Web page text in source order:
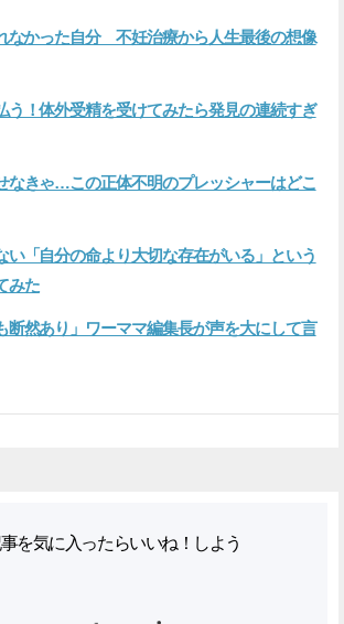
なかった自分 不妊治療から人生最後の想像
う！体外受精を受けてみたら発見の連続すぎ
なきゃ…この正体不明のプレッシャーはどこ
い「自分の命より大切な存在がいる」という
みた
断然あり」ワーママ編集長が声を大にして言
を気に入ったらいいね！しよう